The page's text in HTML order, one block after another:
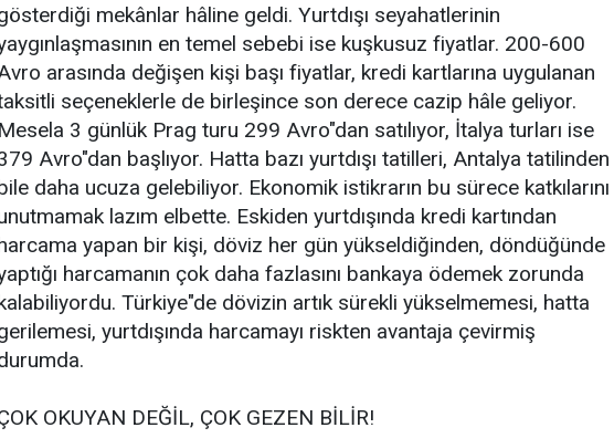
mekânlar hâline geldi. Yurtdışı seyahatlerinin
en temel sebebi ise kuşkusuz fiyatlar. 200-600
arasında değişen kişi başı fiyatlar, kredi kartlarına uygulanan
seçeneklerle de birleşince son derece cazip hâle geliyor.
Mesela 3 günlük Prag turu 299 Avro"dan satılıyor, İtalya turları ise
Avro"dan başlıyor. Hatta bazı yurtdışı tatilleri, Antalya tatilinden
daha ucuza gelebiliyor. Ekonomik istikrarın bu sürece katkılarını
lazım elbette. Eskiden yurtdışında kredi kartından
yapan bir kişi, döviz her gün yükseldiğinden, döndüğünde
harcamanın çok daha fazlasını bankaya ödemek zorunda
Türkiye"de dövizin artık sürekli yükselmemesi, hatta
yurtdışında harcamayı riskten avantaja çevirmiş
OKUYAN DEĞİL, ÇOK GEZEN BİLİR!